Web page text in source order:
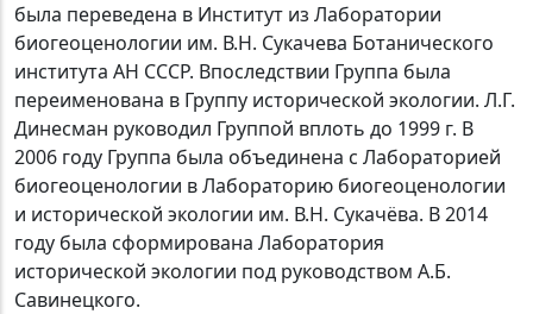
была переведена в Институт из Лаборатории
биогеоценологии им. В.Н. Сукачева Ботанического
института АН СССР. Впоследствии Группа была
переименована в Группу исторической экологии. Л.Г.
Динесман руководил Группой вплоть до 1999 г. В
2006 году Группа была объединена с Лабораторией
биогеоценологии в Лабораторию биогеоценологии
и исторической экологии им. В.Н. Сукачёва. В 2014
году была сформирована Лаборатория
исторической экологии под руководством А.Б.
Савинецкого.